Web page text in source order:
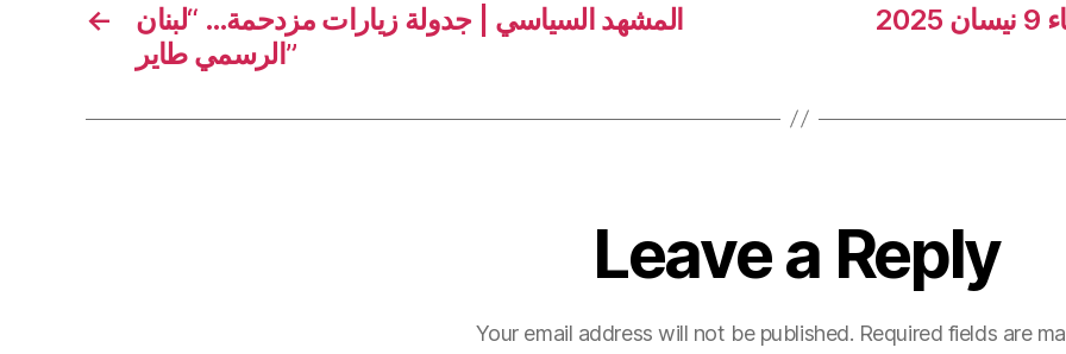
←
المشهد السياسي | جدولة زيارات مزدحمة… “لبنان
الرسمي طاير”
Leave a Reply
Your email address will not be published. Required fields are